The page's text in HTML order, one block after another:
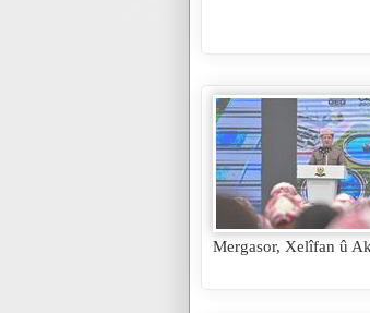
Mergasor, Xelîfan û